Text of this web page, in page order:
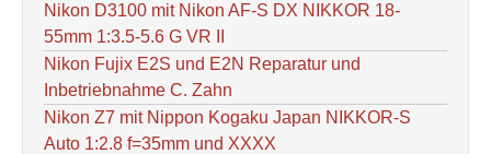
Nikon D3100 mit Nikon AF-S DX NIKKOR 18-
55mm 1:3.5-5.6 G VR II
Nikon Fujix E2S und E2N Reparatur und
Inbetriebnahme C. Zahn
Nikon Z7 mit Nippon Kogaku Japan NIKKOR-S
Auto 1:2.8 f=35mm und XXXX